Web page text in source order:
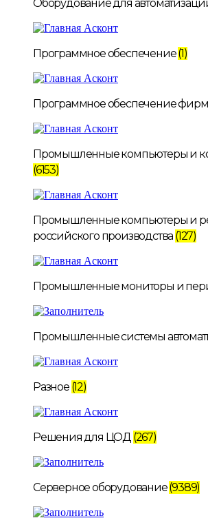
Оборудование для
Программное обеспечение(1)
Программное обеспечение
Промышленные компьютеры и
(6153)
Промышленные компьютеры и
российского производства (127)
Промышленные мониторы и
Промышленные системы
Разное (12)
Решения для ЦОД (267)
Серверное оборудование(9389)